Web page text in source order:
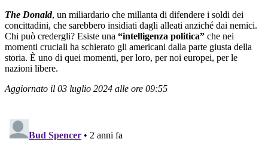
The Donald, un miliardario che millanta di difendere i soldi dei
concittadini, che sarebbero insidiati dagli alleati anziché dai nemici.
Chi può credergli? Esiste una “intelligenza politica” che nei
momenti cruciali ha schierato gli americani dalla parte giusta della
storia. È uno di quei momenti, per loro, per noi europei, per le
nazioni libere.
Aggiornato il 03 luglio 2024 alle ore 09:55